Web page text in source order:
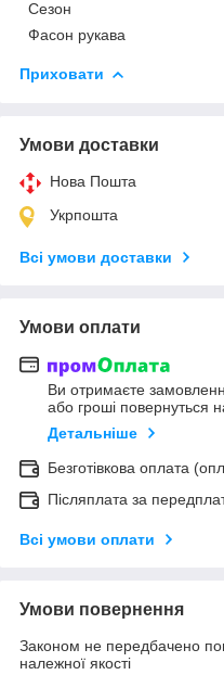
Сезон
Фасон рукава
Приховати
Умови доставки
Нова Пошта
Укрпошта
Всі умови доставки
Умови оплати
Ви отримаєте
або гроші повернуться
Детальніше
Безготівкова оплата
Післяплата за
Всі умови оплати
Умови повернення
Законом не передбачено
належної якості